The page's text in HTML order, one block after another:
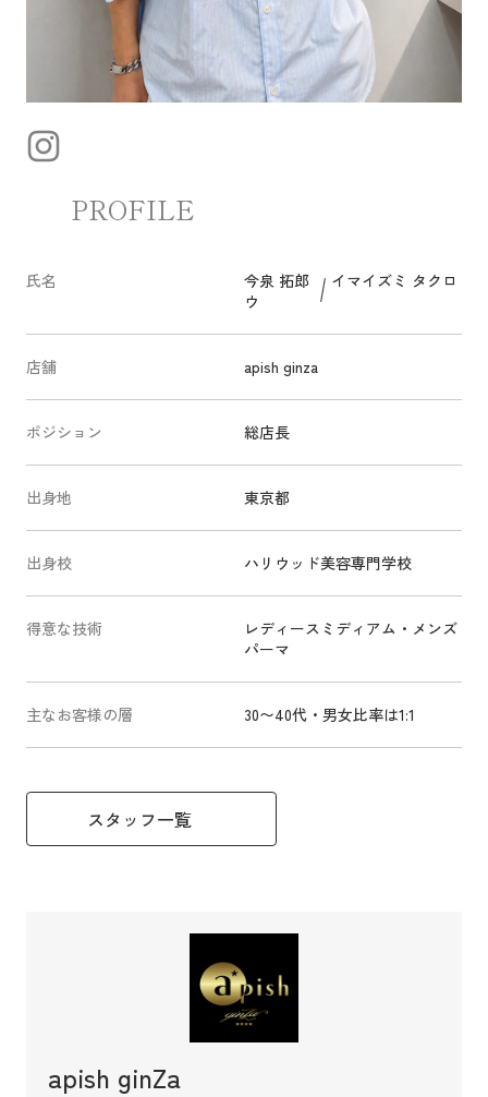
PROFILE
氏名 今泉 拓郎
イマイズミ タクロ
ウ
店舗 apish ginza
ポジション 総店長
出身地 東京都
出身校 ハリウッド美容専門学校
得意な技術
レディースミディアム・メンズ
パーマ
主なお客様の層 30〜40代・男女比率は1:1
スタッフ一覧
apish ginZa